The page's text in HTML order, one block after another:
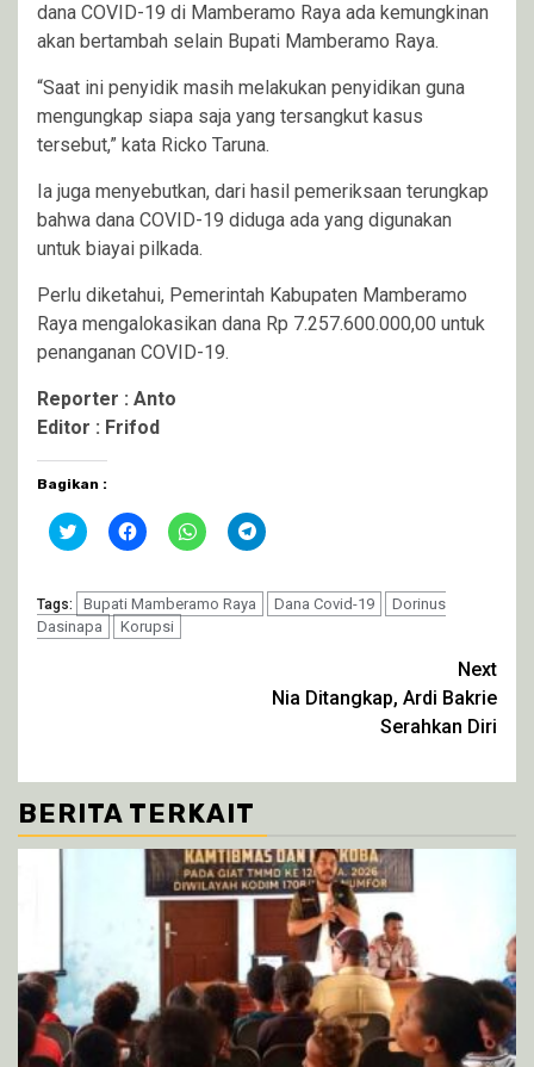
dana COVID-19 di Mamberamo Raya ada kemungkinan
akan bertambah selain Bupati Mamberamo Raya.
“Saat ini penyidik masih melakukan penyidikan guna
mengungkap siapa saja yang tersangkut kasus
tersebut,” kata Ricko Taruna.
Ia juga menyebutkan, dari hasil pemeriksaan terungkap
bahwa dana COVID-19 diduga ada yang digunakan
untuk biayai pilkada.
Perlu diketahui, Pemerintah Kabupaten Mamberamo
Raya mengalokasikan dana Rp 7.257.600.000,00 untuk
penanganan COVID-19.
Reporter : Anto
Editor : Frifod
Bagikan :
Klik
untuk
Twitter(Membuka
di
jendela
yang
Klik
untuk
Facebook(Membuka
di
jendela
yang
Klik
untuk
WhatsApp(Membuka
di
jendela
Klik
untuk
Telegram(Membuka
jendela
Tags: Bupati Mamberamo Raya Dana Covid-19
Dorinus
Dasinapa
Korupsi
Next
Nia Ditangkap, Ardi Bakrie
Serahkan Diri
BERITA TERKAIT